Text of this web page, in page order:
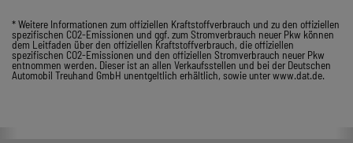
* Weitere Informationen zum offiziellen Kraftstoffverbrauch und zu den offiziellen
spezifischen CO2-Emissionen und ggf. zum Stromverbrauch neuer Pkw können
dem Leitfaden über den offiziellen Kraftstoffverbrauch, die offiziellen
spezifischen CO2-Emissionen und den offiziellen Stromverbrauch neuer Pkw
entnommen werden. Dieser ist an allen Verkaufsstellen und bei der Deutschen
Automobil Treuhand GmbH unentgeltlich erhältlich, sowie unter www.dat.de.